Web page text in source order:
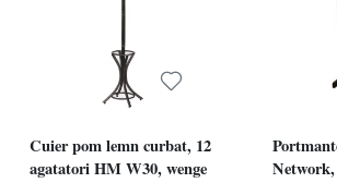
Cuier pom lemn curbat, 12
agatatori HM W30, wenge
Network,